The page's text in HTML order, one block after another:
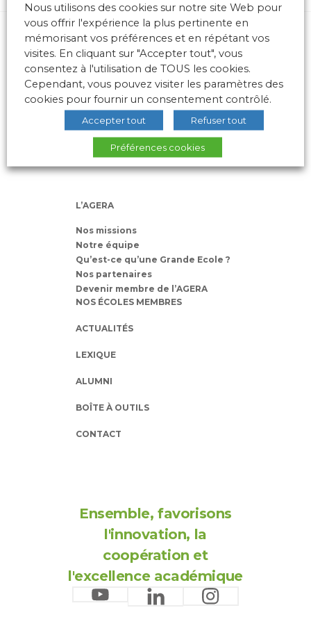
10 place des Archives – Bât G –
69288 LYON Cedex 02
Association loi 1901
L’AGERA
Nos missions
Notre équipe
Qu’est-ce qu’une Grande Ecole ?
Nos partenaires
Devenir membre de l’AGERA
NOS ÉCOLES MEMBRES
ACTUALITÉS
LEXIQUE
ALUMNI
BOÎTE À OUTILS
CONTACT
Ensemble, favorisons
l'innovation, la
coopération et
l'excellence académique
Nous utilisons des cookies sur notre site Web pour
vous offrir l'expérience la plus pertinente en
mémorisant vos préférences et en répétant vos
visites. En cliquant sur "Accepter tout", vous
consentez à l'utilisation de TOUS les cookies.
Cependant, vous pouvez visiter les paramètres des
cookies pour fournir un consentement contrôlé.
Accepter tout Refuser tout
Préférences cookies